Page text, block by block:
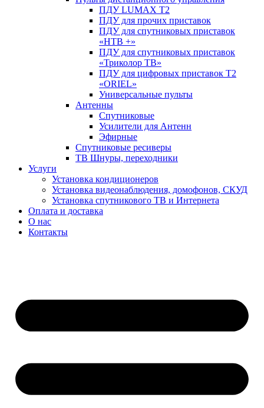
ПДУ LUMAX Т2
ПДУ для прочих приставок
ПДУ для спутниковых приставок
«НТВ +»
ПДУ для спутниковых приставок
«Триколор ТВ»
ПДУ для цифровых приставок Т2
«ORIEL»
Универсальные пульты
Антенны
Спутниковые
Усилители для Антенн
Эфирные
Спутниковые ресиверы
ТВ Шнуры, переходники
Услуги
Установка кондиционеров
Установка видеонаблюдения, домофонов, СКУД
Установка спутникового ТВ и Интернета
Оплата и доставка
О нас
Контакты